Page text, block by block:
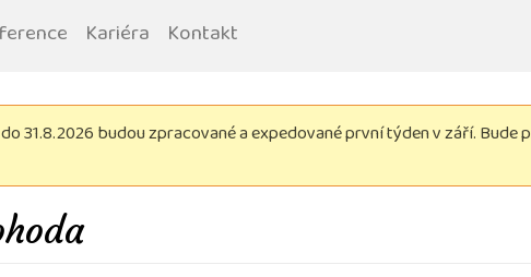
Kariéra Kontakt
31.8.2026 budou zpracované a expedované první týden v září.